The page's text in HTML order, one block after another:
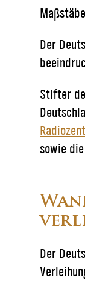
Der
Stifter
sowie
Der